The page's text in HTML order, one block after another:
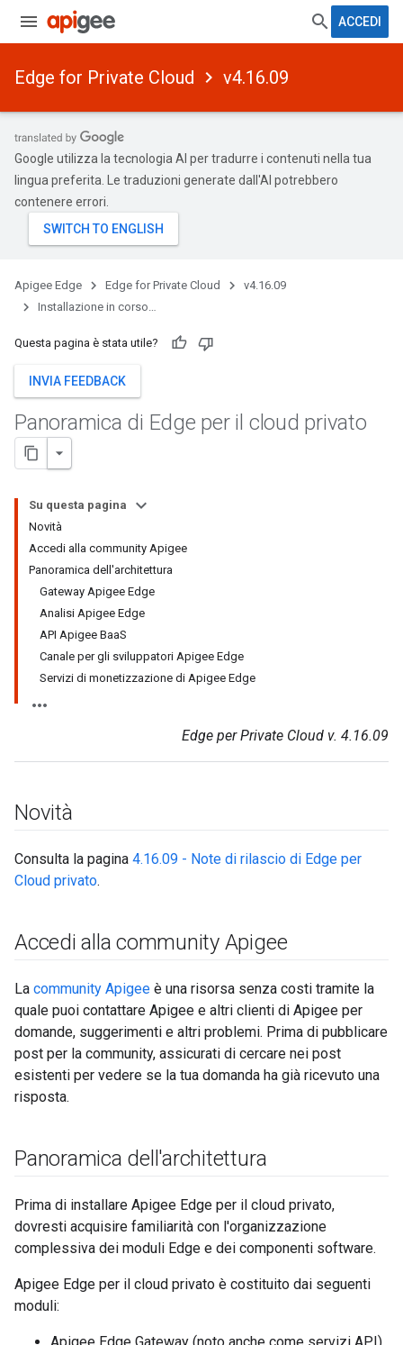
ACCEDI
Edge for Private Cloud v4.16.09
Google utilizza la tecnologia AI per tradurre i contenuti nella tua
lingua preferita. Le traduzioni generate dall'AI potrebbero
contenere errori.
Apigee Edge Edge for Private Cloud
v4.16.09
Installazione in corso…
Questa pagina è stata utile?
INVIA FEEDBACK
Panoramica di Edge per il cloud privato
Su questa pagina
Novità
Accedi alla community Apigee
Panoramica dell'architettura
Gateway Apigee Edge
Analisi Apigee Edge
API Apigee BaaS
Canale per gli sviluppatori Apigee Edge
Servizi di monetizzazione di Apigee Edge
Edge per Private Cloud v. 4.16.09
Novità
Consulta la pagina 4.16.09 - Note di rilascio di Edge per
Cloud privato.
Accedi alla community Apigee
La community Apigee è una risorsa senza costi tramite la
quale puoi contattare Apigee e altri clienti di Apigee per
domande, suggerimenti e altri problemi. Prima di pubblicare
post per la community, assicurati di cercare nei post
esistenti per vedere se la tua domanda ha già ricevuto una
risposta.
Panoramica dell'architettura
Prima di installare Apigee Edge per il cloud privato,
dovresti acquisire familiarità con l'organizzazione
complessiva dei moduli Edge e dei componenti software.
Apigee Edge per il cloud privato è costituito dai seguenti
moduli: